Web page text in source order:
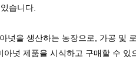
습니다.
넛을 생산하는 농장으로, 가공 및
넛 제품을 시식하고 구매할 수 있